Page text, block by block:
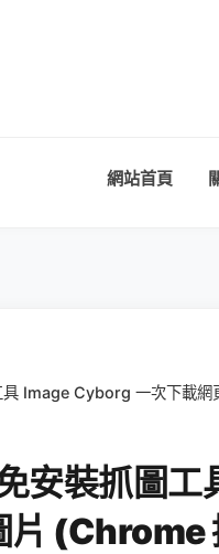
網站首頁
具 Image Cyborg 一次下載
安裝抓圖
片 (Chrome